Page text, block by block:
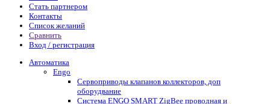
Стать партнером
Контакты
Список желаний
Сравнить
Вход / регистрация
Автоматика
Engo
Сервоприводы клапанов коллекторов, доп
оборудвание
Система ENGO SMART ZigBee проводная и